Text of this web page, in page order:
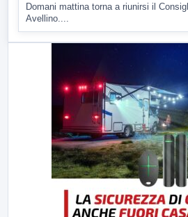
Domani mattina torna a riunirsi il
Avellino....